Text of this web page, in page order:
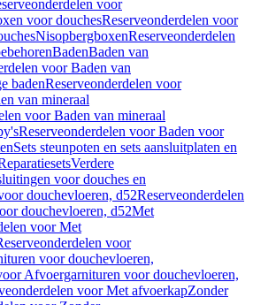
voor
voor douchesReserveonderdelen voor
NisopbergboxenReserveonderdelen
BadenBaden van
voor Baden van
badenReserveonderdelen voor
van mineraal
voor Baden van mineraal
Reserveonderdelen voor Baden voor
Sets steunpoten en sets aansluitplaten en
Verdere
voor douches en
douchevloeren, d52Reserveonderdelen
douchevloeren, d52Met
voor Met
voor
voor douchevloeren,
Afvoergarnituren voor douchevloeren,
voor Met afvoerkapZonder